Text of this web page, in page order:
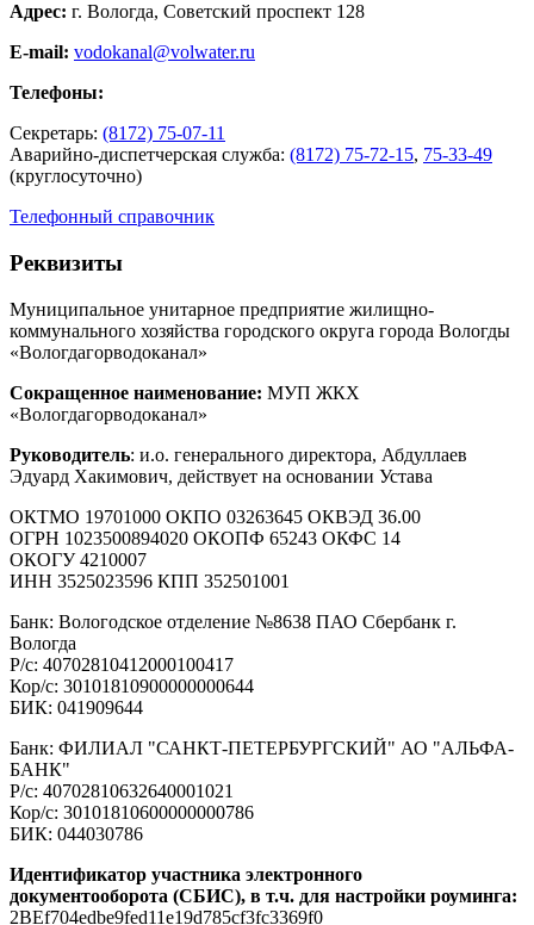
Адрес: г. Вологда, Советский проспект 128
E-mail: vodokanal@volwater.ru
Телефоны:
Секретарь: (8172) 75-07-11
Аварийно-диспетчерская служба: (8172) 75-72-15, 75-33-49
(круглосуточно)
Телефонный справочник
Реквизиты
Муниципальное унитарное предприятие жилищно-
коммунального хозяйства городского округа города Вологды
«Вологдагорводоканал»
Сокращенное наименование: МУП ЖКХ
«Вологдагорводоканал»
Руководитель: и.о. генерального директора, Абдуллаев
Эдуард Хакимович, действует на основании Устава
ОКТМО 19701000 ОКПО 03263645 ОКВЭД 36.00
ОГРН 1023500894020 ОКОПФ 65243 ОКФС 14
ОКОГУ 4210007
ИНН 3525023596 КПП 352501001
Банк: Вологодское отделение №8638 ПАО Сбербанк г.
Вологда
Р/с: 40702810412000100417
Кор/с: 30101810900000000644
БИК: 041909644
Банк: ФИЛИАЛ "САНКТ-ПЕТЕРБУРГСКИЙ" АО "АЛЬФА-
БАНК"
Р/с: 40702810632640001021
Кор/с: 30101810600000000786
БИК: 044030786
Идентификатор участника электронного
документооборота (СБИС), в т.ч. для настройки роуминга:
2BEf704edbe9fed11e19d785cf3fc3369f0